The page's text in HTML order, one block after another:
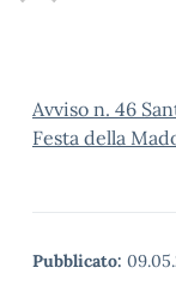
Avviso n. 46
Festa della
Pubblicato: